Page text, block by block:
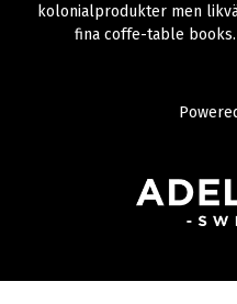
kolonialprodukter men
fina coffe-table